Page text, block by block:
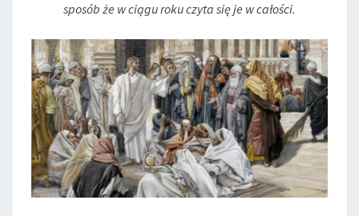
sposób że w ciągu roku czyta się je w całości.